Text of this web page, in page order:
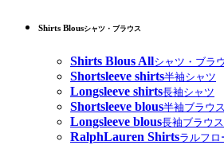
Shirts Blousシャツ・ブラウス
Shirts Blous Allシャツ・ブラ
Shortsleeve shirts半袖シャツ
Longsleeve shirts長袖シャツ
Shortsleeve blous半袖ブラウス
Longsleeve blous長袖ブラウス
RalphLauren Shirtsラルフロ